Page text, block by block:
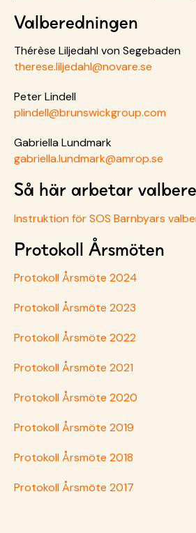
Valberedningen
Thérèse Liljedahl von Segebaden
therese.liljedahl@novare.se
Peter Lindell
plindell@brunswickgroup.com
Gabriella Lundmark
gabriella.lundmark@amrop.se
Så här arbetar
Instruktion för SOS Barnbyars
Protokoll Årsmöten
Protokoll Årsmöte 2024
Protokoll Årsmöte 2023
Protokoll Årsmöte 2022
Protokoll Årsmöte 2021
Protokoll Årsmöte 2020
Protokoll Årsmöte 2019
Protokoll Årsmöte 2018
Protokoll Årsmöte 2017